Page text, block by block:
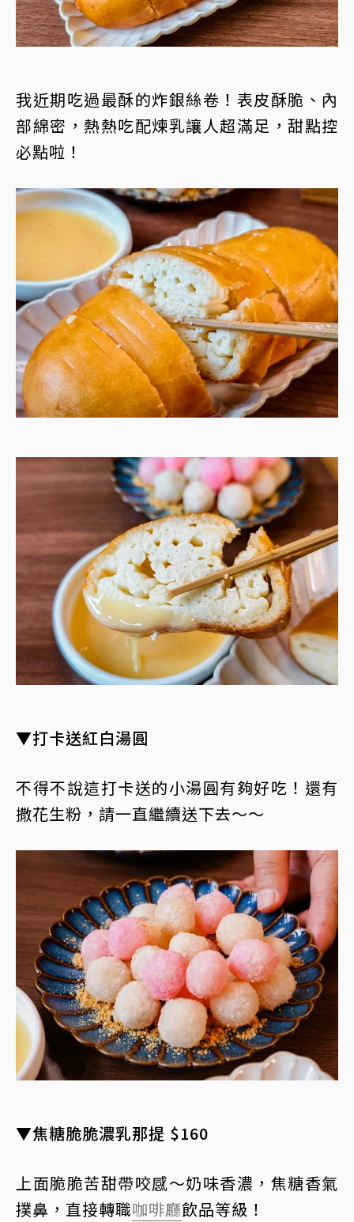
我近期吃過最酥的炸銀絲卷！表皮酥脆、內
部綿密，熱熱吃配煉乳讓人超滿足，甜點控
必點啦！
▼打卡送紅白湯圓
不得不說這打卡送的小湯圓有夠好吃！還有
撒花生粉，請一直繼續送下去～～
▼焦糖脆脆濃乳那提 $160
上面脆脆苦甜帶咬感～奶味香濃，焦糖香氣
撲鼻，直接轉職咖啡廳飲品等級！